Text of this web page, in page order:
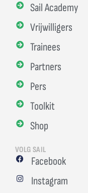
Sail Academy
Vrijwilligers
Trainees
Partners
Pers
Toolkit
Shop
VOLG SAIL
Facebook
Instagram